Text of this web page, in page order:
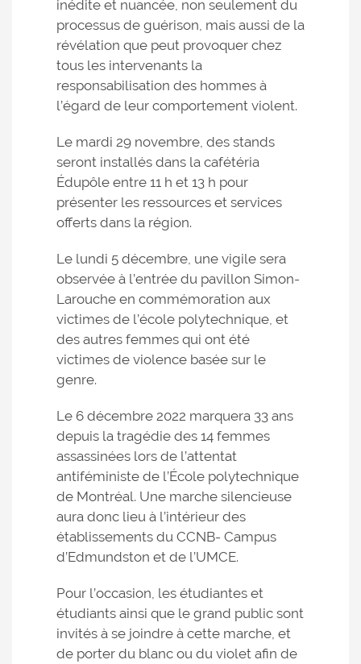
inédite et nuancée, non seulement du
processus de guérison, mais aussi de la
révélation que peut provoquer chez
tous les intervenants la
responsabilisation des hommes à
l’égard de leur comportement violent.
Le mardi 29 novembre, des stands
seront installés dans la cafétéria
Édupôle entre 11 h et 13 h pour
présenter les ressources et services
offerts dans la région.
Le lundi 5 décembre, une vigile sera
observée à l’entrée du pavillon Simon-
Larouche en commémoration aux
victimes de l’école polytechnique, et
des autres femmes qui ont été
victimes de violence basée sur le
genre.
Le 6 décembre 2022 marquera 33 ans
depuis la tragédie des 14 femmes
assassinées lors de l’attentat
antiféministe de l’École polytechnique
de Montréal. Une marche silencieuse
aura donc lieu à l’intérieur des
établissements du CCNB- Campus
d’Edmundston et de l’UMCE.
Pour l’occasion, les étudiantes et
étudiants ainsi que le grand public sont
invités à se joindre à cette marche, et
de porter du blanc ou du violet afin de